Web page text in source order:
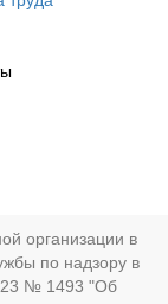
организации в
по надзору в
№ 1493 "Об